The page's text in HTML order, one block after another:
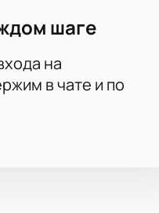
шаге
на
в чате и по